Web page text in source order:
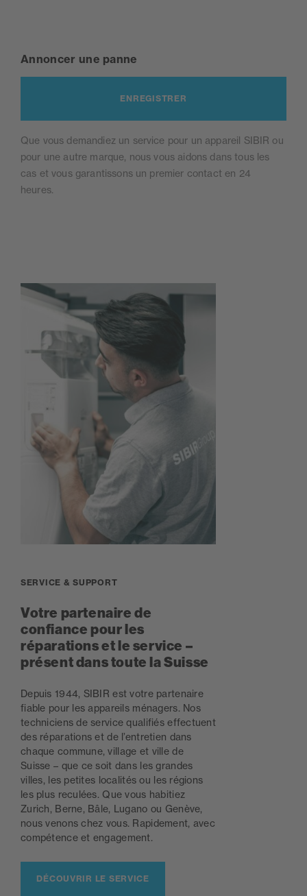
Annoncer une panne
ENREGISTRER
Que vous demandiez un service pour un appareil SIBIR ou
pour une autre marque, nous vous aidons dans tous les
cas et vous garantissons un premier contact en 24
heures.
SERVICE & SUPPORT
Votre partenaire de
confiance pour les
réparations et le service –
présent dans toute la Suisse
Depuis 1944, SIBIR est votre partenaire
fiable pour les appareils ménagers. Nos
techniciens de service qualifiés effectuent
des réparations et de l’entretien dans
chaque commune, village et ville de
Suisse – que ce soit dans les grandes
villes, les petites localités ou les régions
les plus reculées. Que vous habitiez
Zurich, Berne, Bâle, Lugano ou Genève,
nous venons chez vous. Rapidement, avec
compétence et engagement.
DÉCOUVRIR LE SERVICE